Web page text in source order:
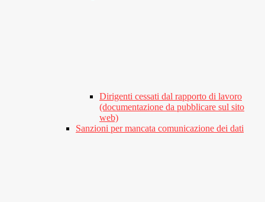
Dirigenti cessati dal rapporto di lavoro
(documentazione da pubblicare sul sito
web)
Sanzioni per mancata comunicazione dei dati